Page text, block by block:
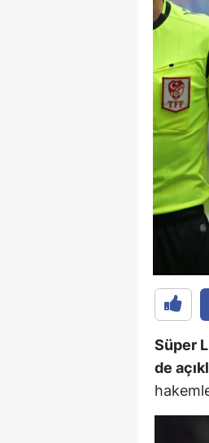
Süper
de